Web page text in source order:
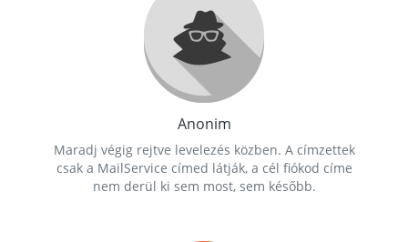
Anonim
Maradj végig rejtve levelezés közben. A címzettek
csak a MailService címed látják, a cél fiókod címe
nem derül ki sem most, sem később.